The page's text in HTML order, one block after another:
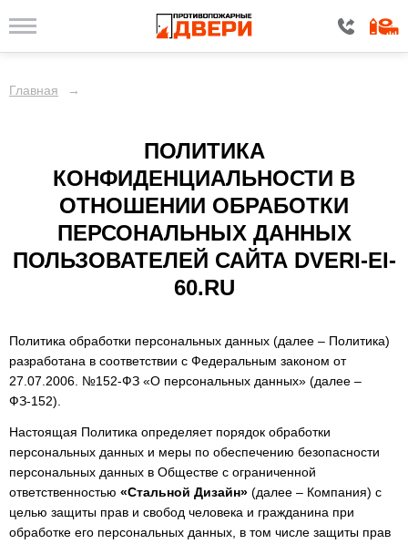
Главная →
ПОЛИТИКА
КОНФИДЕНЦИАЛЬНОСТИ В
ОТНОШЕНИИ ОБРАБОТКИ
ПЕРСОНАЛЬНЫХ ДАННЫХ
ПОЛЬЗОВАТЕЛЕЙ САЙТА DVERI-EI-
60.RU
Политика обработки персональных данных (далее – Политика)
разработана в соответствии с Федеральным законом от
27.07.2006. №152-ФЗ «О персональных данных» (далее –
ФЗ-152).
Настоящая Политика определяет порядок обработки
персональных данных и меры по обеспечению безопасности
персональных данных в Обществе с ограниченной
ответственностью «Стальной Дизайн» (далее – Компания) с
целью защиты прав и свобод человека и гражданина при
обработке его персональных данных, в том числе защиты прав